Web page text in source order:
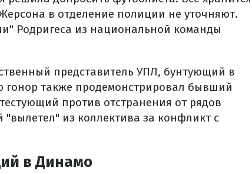
в отделение полиции не уточняют.
Родригеса из национальной команды
представитель УПЛ, бунтующий в
гонор также продемонстрировал бывший
против отстранения от рядов
из коллектива за конфликт с
в Динамо